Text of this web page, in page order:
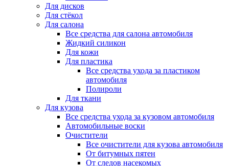
Для дисков
Для стёкол
Для салона
Все средства для салона автомобиля
Жидкий силикон
Для кожи
Для пластика
Все средства ухода за пластиком
автомобиля
Полироли
Для ткани
Для кузова
Все средства ухода за кузовом автомобиля
Автомобильные воски
Очистители
Все очистители для кузова автомобиля
От битумных пятен
От следов насекомых